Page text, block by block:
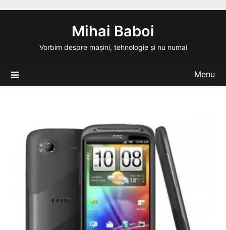
Mihai Baboi
Vorbim despre mașini, tehnologie și nu numai
Menu